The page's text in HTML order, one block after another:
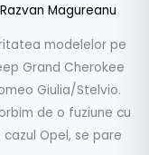
Razvan Magureanu
modelelor pe
Grand Cherokee
Giulia/Stelvio.
de o fuziune cu
Opel, se pare